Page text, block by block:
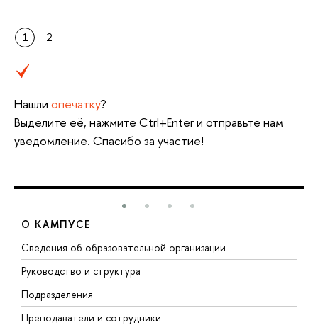
1 2
Нашли опечатку?
Выделите её, нажмите Ctrl+Enter и отправьте нам
уведомление. Спасибо за участие!
О КАМПУСЕ
Сведения об образовательной организации
Руководство и структура
Подразделения
Преподаватели и сотрудники